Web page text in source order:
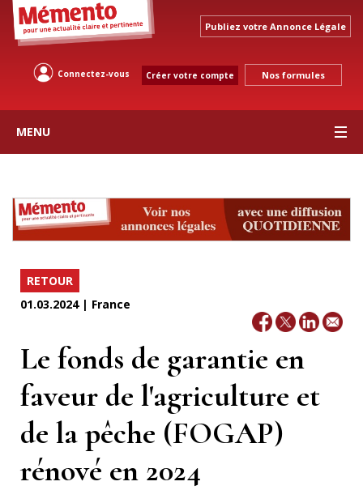
Publiez votre Annonce Légale
Connectez-vous Créer votre compte Nos formules
MENU
RETOUR
01.03.2024 | France
Le fonds de garantie en
faveur de l'agriculture et
de la pêche (FOGAP)
rénové en 2024